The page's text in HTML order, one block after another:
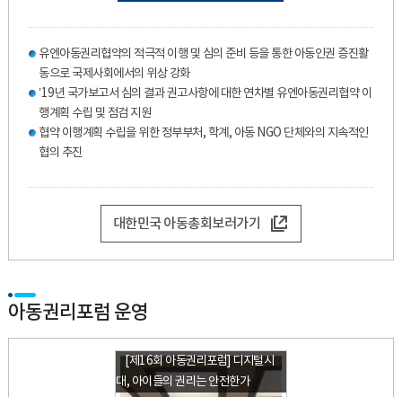
유엔아동권리협약의 적극적 이행 및 심의 준비 등을 통한 아동인권 증진활
동으로 국제사회에서의 위상 강화
’19년 국가보고서 심의 결과 권고사항에 대한 연차별 유엔아동권리협약 이
행계획 수립 및 점검 지원
협약 이행계획 수립을 위한 정부부처, 학계, 아동 NGO 단체와의 지속적인
협의 추진
대한민국 아동총회보러가기
아동권리포럼 운영
[제16회 아동권리포럼] 디지털시
대, 아이들의 권리는 안전한가